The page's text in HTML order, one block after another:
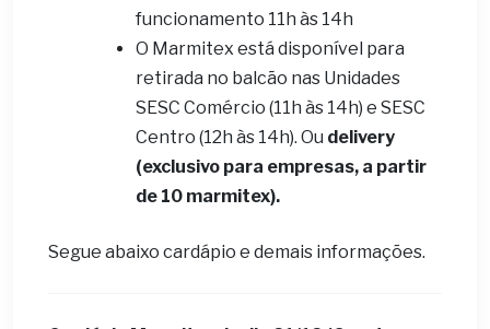
funcionamento 11h às 14h
O Marmitex está disponível para
retirada no balcão nas Unidades
SESC Comércio (11h às 14h) e SESC
Centro (12h às 14h). Ou delivery
(exclusivo para empresas, a partir
de 10 marmitex).
Segue abaixo cardápio e demais informações.